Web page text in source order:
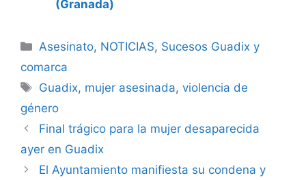
(Granada)
Categorías
Asesinato, NOTICIAS, Sucesos Guadix y
comarca
Etiquetas
Guadix, mujer asesinada,violencia de
género
Final trágico para la mujer desaparecida
ayer en Guadix
El Ayuntamiento manifiesta su condena y